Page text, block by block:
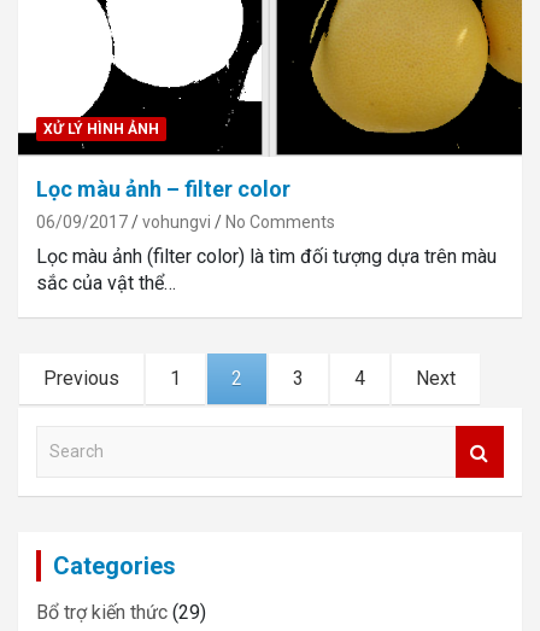
XỬ LÝ HÌNH ẢNH
Lọc màu ảnh – filter color
06/09/2017 vohungvi No Comments
Lọc màu ảnh (filter color) là tìm đối tượng dựa trên màu
sắc của vật thể…
Posts
navigation
Previous 1 2 3 4 Next
a
c
Categories
Bổ trợ kiến thức (29)